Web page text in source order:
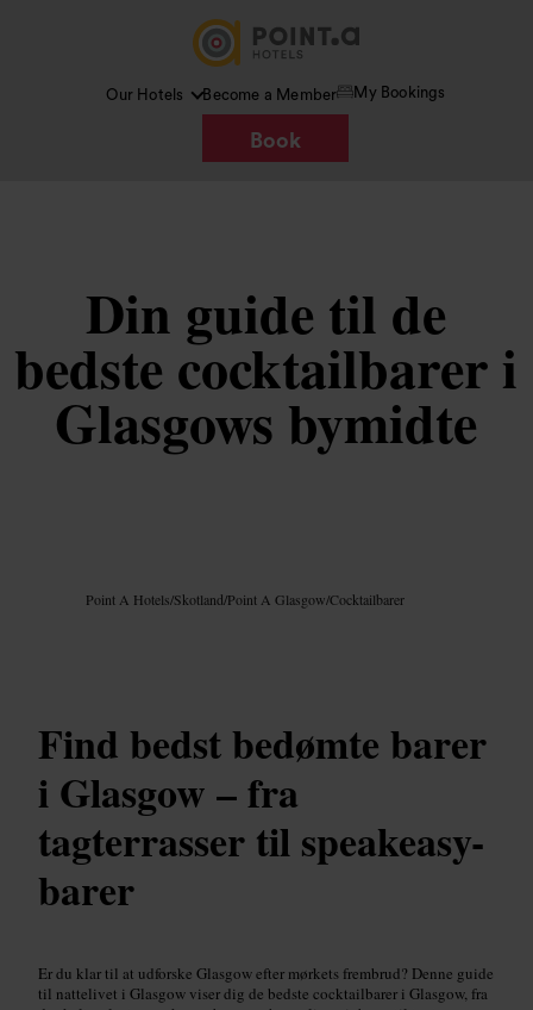
Our Hotels Become a Member My Bookings
Book
Din guide til de
bedste cocktailbarer i
Glasgows bymidte
Point A Hotels/Skotland/Point A Glasgow/Cocktailbarer
Find bedst bedømte barer
i Glasgow – fra
tagterrasser til speakeasy-
barer
Er du klar til at udforske Glasgow efter mørkets frembrud? Denne guide
til nattelivet i Glasgow viser dig de bedste cocktailbarer i Glasgow, fra